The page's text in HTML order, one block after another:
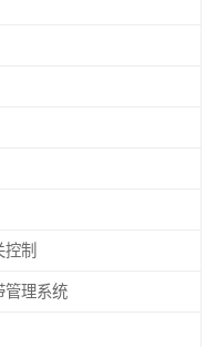
制
管理系统